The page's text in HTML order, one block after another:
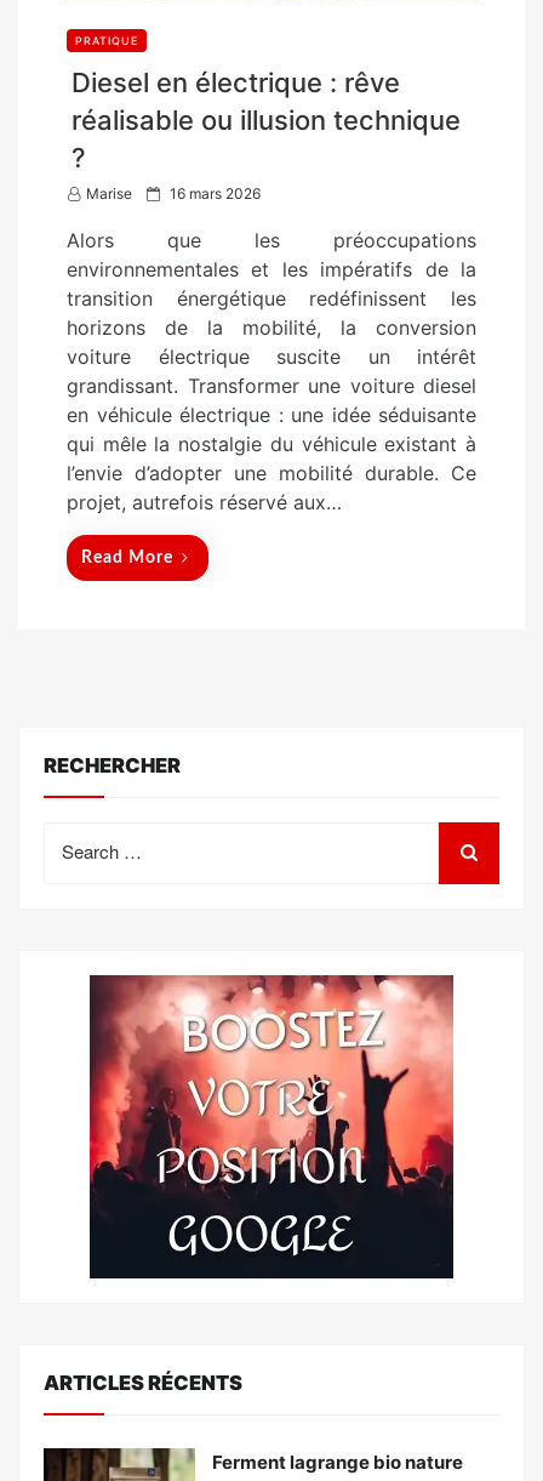
PRATIQUE
Diesel en électrique : rêve
réalisable ou illusion technique
?
Marise
P
t
d
o
n
16 mars 2026
Alors que les préoccupations
environnementales et les impératifs de la
transition énergétique redéfinissent les
horizons de la mobilité, la conversion
voiture électrique suscite un intérêt
grandissant. Transformer une voiture diesel
en véhicule électrique : une idée séduisante
qui mêle la nostalgie du véhicule existant à
l’envie d’adopter une mobilité durable. Ce
projet, autrefois réservé aux…
Read More
RECHERCHER
for:
ARTICLES RÉCENTS
Ferment lagrange bio nature